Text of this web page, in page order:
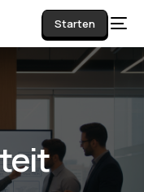
Starten